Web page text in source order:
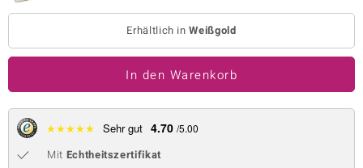
Collection
BY DE MELO
Erhältlich inWeißgold
In den Warenkorb
★★★★★ Sehr gut 4.70 /5.00
Mit Echtheitszertifikat